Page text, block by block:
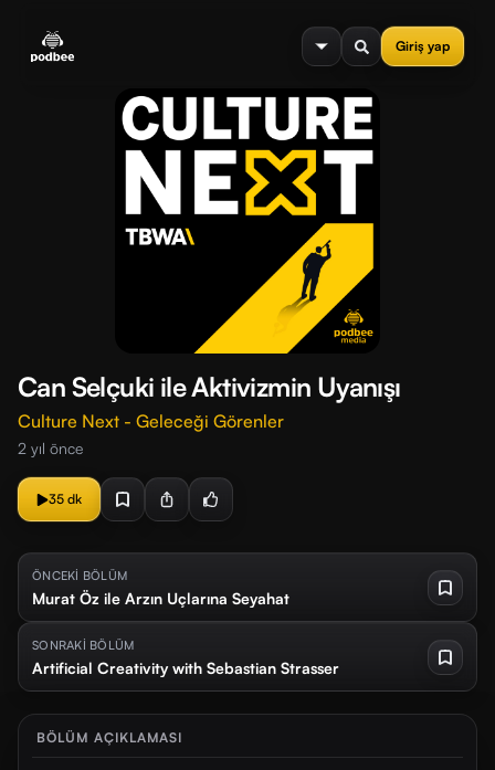
Giriş yap
menu
Can Selçuki ile Aktivizmin Uyanışı
Culture Next - Geleceği Görenler
2 yıl önce
35 dk
ÖNCEKİ BÖLÜM
Murat Öz ile Arzın Uçlarına Seyahat
SONRAKİ BÖLÜM
Artificial Creativity with Sebastian Strasser
BÖLÜM AÇIKLAMASI